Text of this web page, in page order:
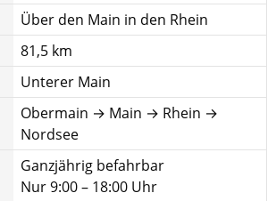
Über den Main in den Rhein
81,5 km
Unterer Main
Obermain → Main → Rhein →
Nordsee
Ganzjährig befahrbar
Nur 9:00 – 18:00 Uhr